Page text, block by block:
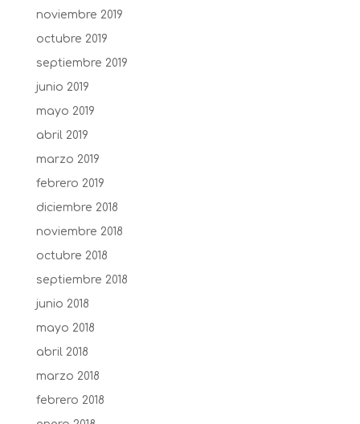
noviembre 2019
octubre 2019
septiembre 2019
junio 2019
mayo 2019
abril 2019
marzo 2019
febrero 2019
diciembre 2018
noviembre 2018
octubre 2018
septiembre 2018
junio 2018
mayo 2018
abril 2018
marzo 2018
febrero 2018